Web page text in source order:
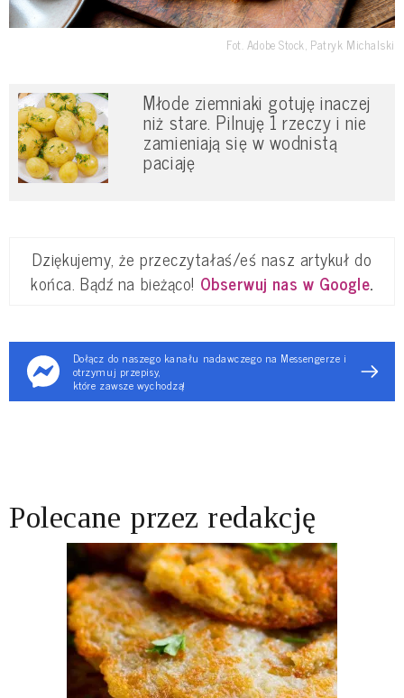
Fot. Adobe Stock, Patryk Michalski
Młode ziemniaki gotuję inaczej
niż stare. Pilnuję 1 rzeczy i nie
zamieniają się w wodnistą
paciaję
Dziękujemy, że przeczytałaś/eś nasz artykuł do
końca. Bądź na bieżąco! Obserwuj nas w Google.
Dołącz do naszego kanału nadawczego na Messengerze i
otrzymuj przepisy,
które zawsze wychodzą!
Polecane przez redakcję